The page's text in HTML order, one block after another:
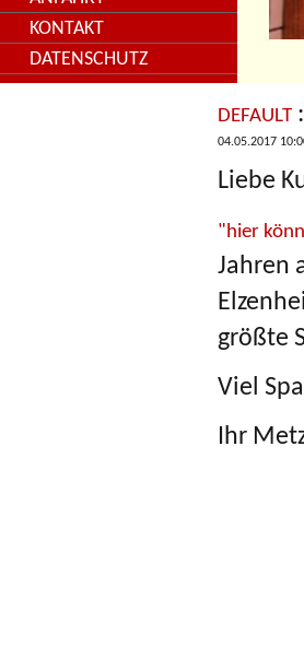
KONTAKT
DATENSCHUTZ
DEFAULT
04.05.2017
Liebe
"hier
Jahren
größte
Viel
Ihr